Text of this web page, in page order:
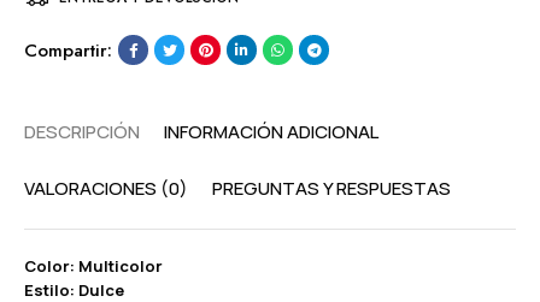
Compartir:
DESCRIPCIÓN INFORMACIÓN ADICIONAL
VALORACIONES (0) PREGUNTAS Y RESPUESTAS
Color: Multicolor
Estilo: Dulce